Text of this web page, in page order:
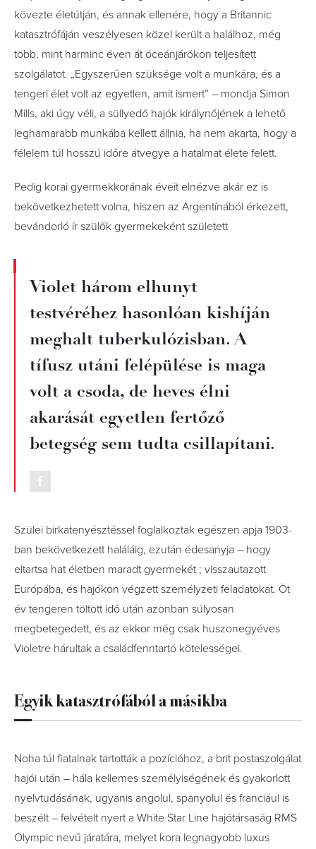
kövezte életútján, és annak ellenére, hogy a Britannic
katasztrófáján veszélyesen közel került a halálhoz, még
több, mint harminc éven át óceánjárókon teljesített
szolgálatot. „Egyszerűen szüksége volt a munkára, és a
tengeri élet volt az egyetlen, amit ismert” – mondja Simon
Mills, aki úgy véli, a süllyedő hajók királynőjének a lehető
leghamarabb munkába kellett állnia, ha nem akarta, hogy a
félelem túl hosszú időre átvegye a hatalmat élete felett.
Pedig korai gyermekkorának éveit elnézve akár ez is
bekövetkezhetett volna, hiszen az Argentínából érkezett,
bevándorló ír szülők gyermekeként született
Violet három elhunyt
testvéréhez hasonlóan kishíján
meghalt tuberkulózisban. A
tífusz utáni felépülése is maga
volt a csoda, de heves élni
akarását egyetlen fertőző
betegség sem tudta csillapítani.
Szülei birkatenyésztéssel foglalkoztak egészen apja 1903-
ban bekövetkezett haláláig, ezután édesanyja – hogy
eltartsa hat életben maradt gyermekét ; visszautazott
Európába, és hajókon végzett személyzeti feladatokat. Öt
év tengeren töltött idő után azonban súlyosan
megbetegedett, és az ekkor még csak huszonegyéves
Violetre hárultak a családfenntartó kötelességei.
Egyik katasztrófából a másikba
Noha túl fiatalnak tartották a pozícióhoz, a brit postaszolgálat
hajói után – hála kellemes személyiségének és gyakorlott
nyelvtudásának, ugyanis angolul, spanyolul és franciául is
beszélt – felvételt nyert a White Star Line hajótársaság RMS
Olympic nevű járatára, melyet kora legnagyobb luxus